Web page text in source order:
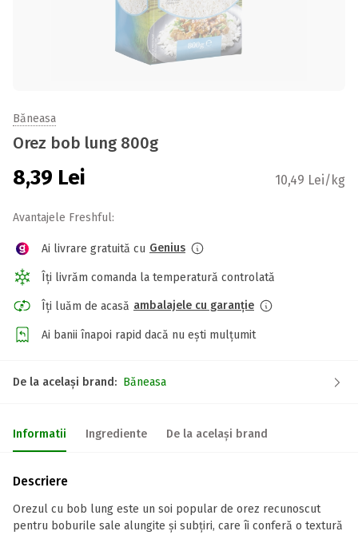
Băneasa
Orez bob lung 800g
8,39 Lei 10,49 Lei/kg
Avantajele Freshful:
Ai livrare gratuită cu Genius
Îți livrăm comanda la temperatură controlată
Îți luăm de acasă ambalajele cu garanție
Ai banii înapoi rapid dacă nu ești mulțumit
De la același brand: Băneasa
Informatii Ingrediente De la același brand
Descriere
Orezul cu bob lung este un soi popular de orez recunoscut
pentru boburile sale alungite și subțiri, care îi conferă o textură